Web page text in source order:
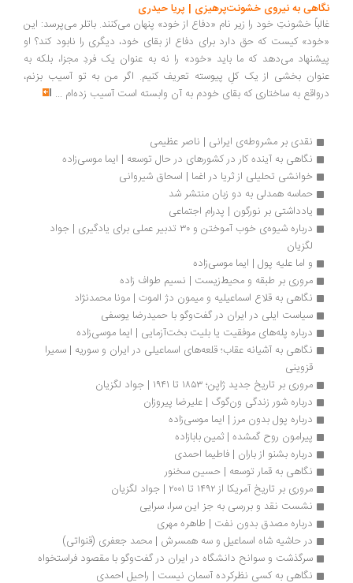
نگاهی به نیروی خشونت‌پرهیزی | پریا حیدری
غالباً خشونتِ خود را زیر نام «دفاع از خود» پنهان می‌کنند. باتلر می‌پرسد: این
«خود» کیست که حق دارد برای دفاع از بقای خود، دیگری را نابود کند؟ او
پیشنهاد می‌دهد که ما باید «خود» را نه به عنوان یک فردِ مجزا، بلکه به
عنوان بخشی از یک کلِ پیوسته تعریف کنیم. اگر من به تو آسیب بزنم،
درواقع به ساختاری که بقای خودم به آن وابسته است آسیب زده‌ام ...
نقدی بر مشروطه‌ی ایرانی | ناصر عظیمی
نگاهی به آینده کار در کشورهای در حال توسعه | ایما موسی‌زاده
خوانشی تحلیلی از ثریا در اغما | اسحاق شیروانی
حماسه همدلی به دو زبان منتشر شد
یادداشتی بر نورگون | پدرام اجتماعی
لگزیان
و اما علیه پول | ایما موسی‌زاده
مروری بر طبقه و محیط‌زیست | نسیم طواف زاده
نگاهی به قلاع اسماعیلیه و میمون ‌دژ الموت | مونا محمدنژاد
سیاست ایلی در ایران در گفت‌وگو با حمیدرضا یوسفی
درباره پله‌های موفقیت یا بلیت بخت‌آزمایی | ایما موسی‌زاده
قزوینی
مروری بر تاریخ جدید ژاپن؛ ۱۸۵۳ تا ۱۹۴۱ | جواد لگزیان
درباره شور زندگی ون‌گوگ | علیرضا پیروزان
درباره پول بدون مرز | ایما موسی‌زاده
پیرامون روح گمشده | ثمین بابازاده
درباره بشنو از باران | فاطیما احمدی
نگاهی به قمار توسعه | حسین سخنور
مروری بر تاریخ آمریکا از ۱۴۹۲ تا ۲۰۰۱ | جواد لگزیان
نشست نقد و بررسی به جز این سرا، سرایی
درباره مصدق بدون نفت | طاهره مهری
در حاشیه شاه اسماعیل و سه همسرش | محمد جعفری (قنواتی)
سرگذشت و سوانح دانشگاه در ایران در گفت‌وگو با مقصود فراستخواه
نگاهی به کسی نظرکرده آسمان نیست | راحیل احمدی